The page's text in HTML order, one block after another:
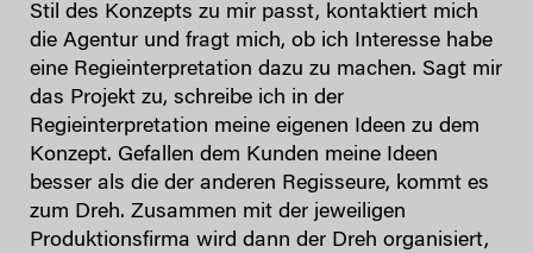
Stil des Konzepts zu mir passt, kontaktiert mich
die Agentur und fragt mich, ob ich Interesse habe
eine Regieinterpretation dazu zu machen. Sagt mir
das Projekt zu, schreibe ich in der
Regieinterpretation meine eigenen Ideen zu dem
Konzept. Gefallen dem Kunden meine Ideen
besser als die der anderen Regisseure, kommt es
zum Dreh. Zusammen mit der jeweiligen
Produktionsfirma wird dann der Dreh organisiert,